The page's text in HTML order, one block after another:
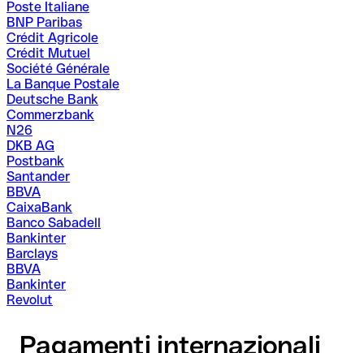
Poste Italiane
BNP Paribas
Crédit Agricole
Crédit Mutuel
Société Générale
La Banque Postale
Deutsche Bank
Commerzbank
N26
DKB AG
Postbank
Santander
BBVA
CaixaBank
Banco Sabadell
Bankinter
Barclays
BBVA
Bankinter
Revolut
Pagamenti internazionali